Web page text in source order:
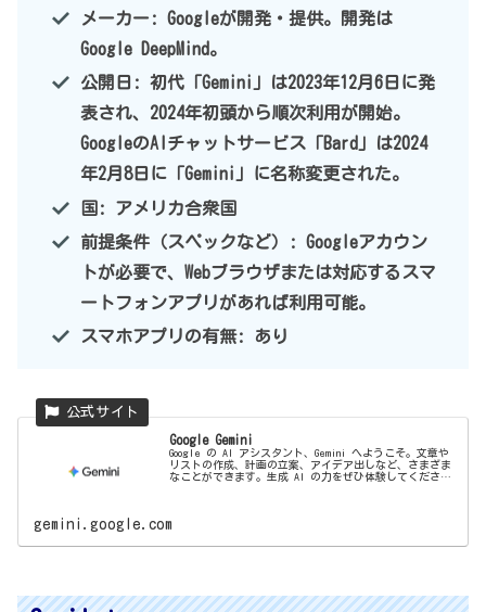
メーカー: Googleが開発・提供。開発は
Google DeepMind。
公開日: 初代「Gemini」は2023年12月6日に発
表され、2024年初頭から順次利用が開始。
GoogleのAIチャットサービス「Bard」は2024
年2月8日に「Gemini」に名称変更された。
国: アメリカ合衆国
前提条件（スペックなど）: Googleアカウン
トが必要で、Webブラウザまたは対応するスマ
ートフォンアプリがあれば利用可能。
スマホアプリの有無: あり
‎Google Gemini
Google の AI アシスタント、Gemini へようこそ。文章や
リストの作成、計画の立案、アイデア出しなど、さまざま
なことができます。生成 AI の力をぜひ体験してくださ
gemini.google.com